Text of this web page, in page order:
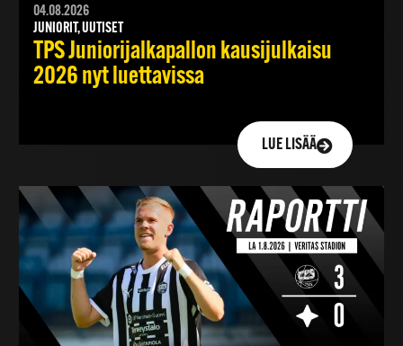
04.08.2026
JUNIORIT, UUTISET
TPS Juniorijalkapallon kausijulkaisu
2026 nyt luettavissa
LUE LISÄÄ